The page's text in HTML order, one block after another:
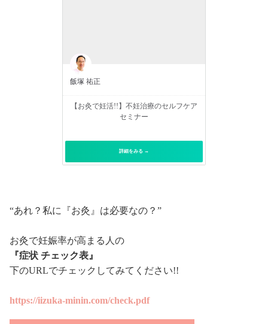
飯塚 祐正
【お灸で妊活!!】不妊治療のセルフケア
セミナー
詳細をみる →
“あれ？私に『お灸』は必要なの？”
お灸で妊娠率が高まる人の
『症状 チェック表』
下のURLでチェックしてみてください!!
https://iizuka-minin.com/check.pdf